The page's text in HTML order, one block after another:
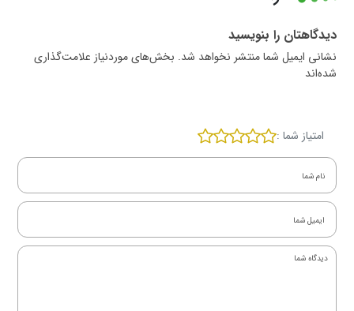
دیدگاهتان را بنویسید
نشانی ایمیل شما منتشر نخواهد شد. بخش‌های موردنیاز علامت‌گذاری
شده‌اند
امتیاز شما :